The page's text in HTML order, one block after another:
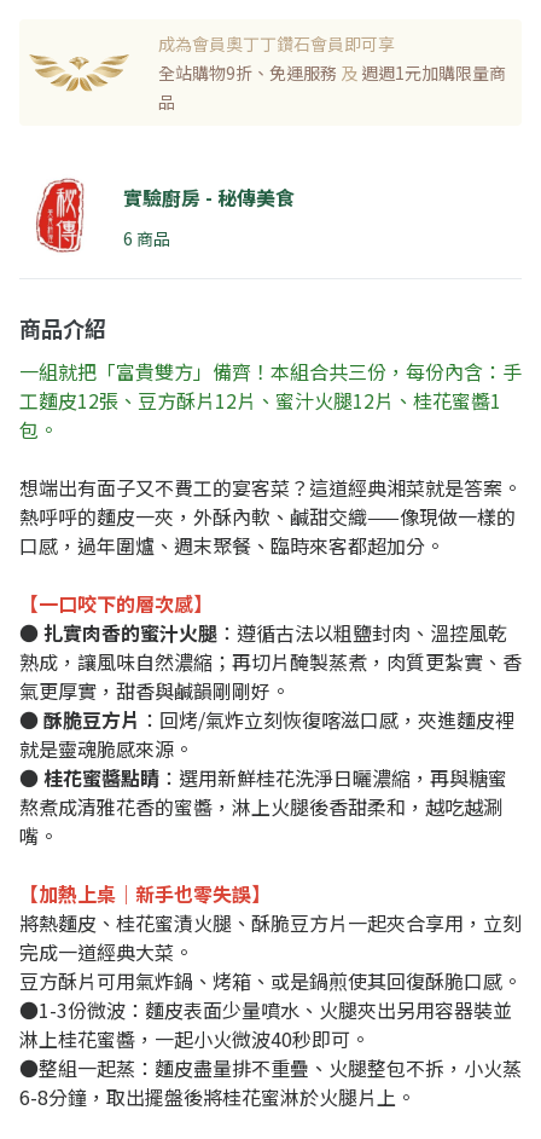
成為會員奧丁丁鑽石會員即可享
全站購物9折、免運服務 及 週週1元加購限量商
品
實驗廚房 - 秘傳美食
6 商品
商品介紹
一組就把「富貴雙方」備齊！本組合共三份，每份內含：手
工麵皮12張、豆方酥片12片、蜜汁火腿12片、桂花蜜醬1
包。
想端出有面子又不費工的宴客菜？這道經典湘菜就是答案。
熱呼呼的麵皮一夾，外酥內軟、鹹甜交織——像現做一樣的
口感，過年圍爐、週末聚餐、臨時來客都超加分。
【一口咬下的層次感】
●扎實肉香的蜜汁火腿 ：遵循古法以粗鹽封肉、溫控風乾
熟成，讓風味自然濃縮；再切片醃製蒸煮，肉質更紮實、香
氣更厚實，甜香與鹹韻剛剛好。
●酥脆豆方片 ：回烤/氣炸立刻恢復喀滋口感，夾進麵皮裡
就是靈魂脆感來源。
●桂花蜜醬點睛 ：選用新鮮桂花洗淨日曬濃縮，再與糖蜜
熬煮成清雅花香的蜜醬，淋上火腿後香甜柔和，越吃越涮
嘴。
【加熱上桌｜新手也零失誤】
將熱麵皮、桂花蜜漬火腿、酥脆豆方片一起夾合享用，立刻
完成一道經典大菜。
豆方酥片可用氣炸鍋、烤箱、或是鍋煎使其回復酥脆口感。
●1-3份微波：麵皮表面少量噴水、火腿夾出另用容器裝並
淋上桂花蜜醬，一起小火微波40秒即可。
●整組一起蒸：麵皮盡量排不重疊、火腿整包不拆，小火蒸
6-8分鐘，取出擺盤後將桂花蜜淋於火腿片上。